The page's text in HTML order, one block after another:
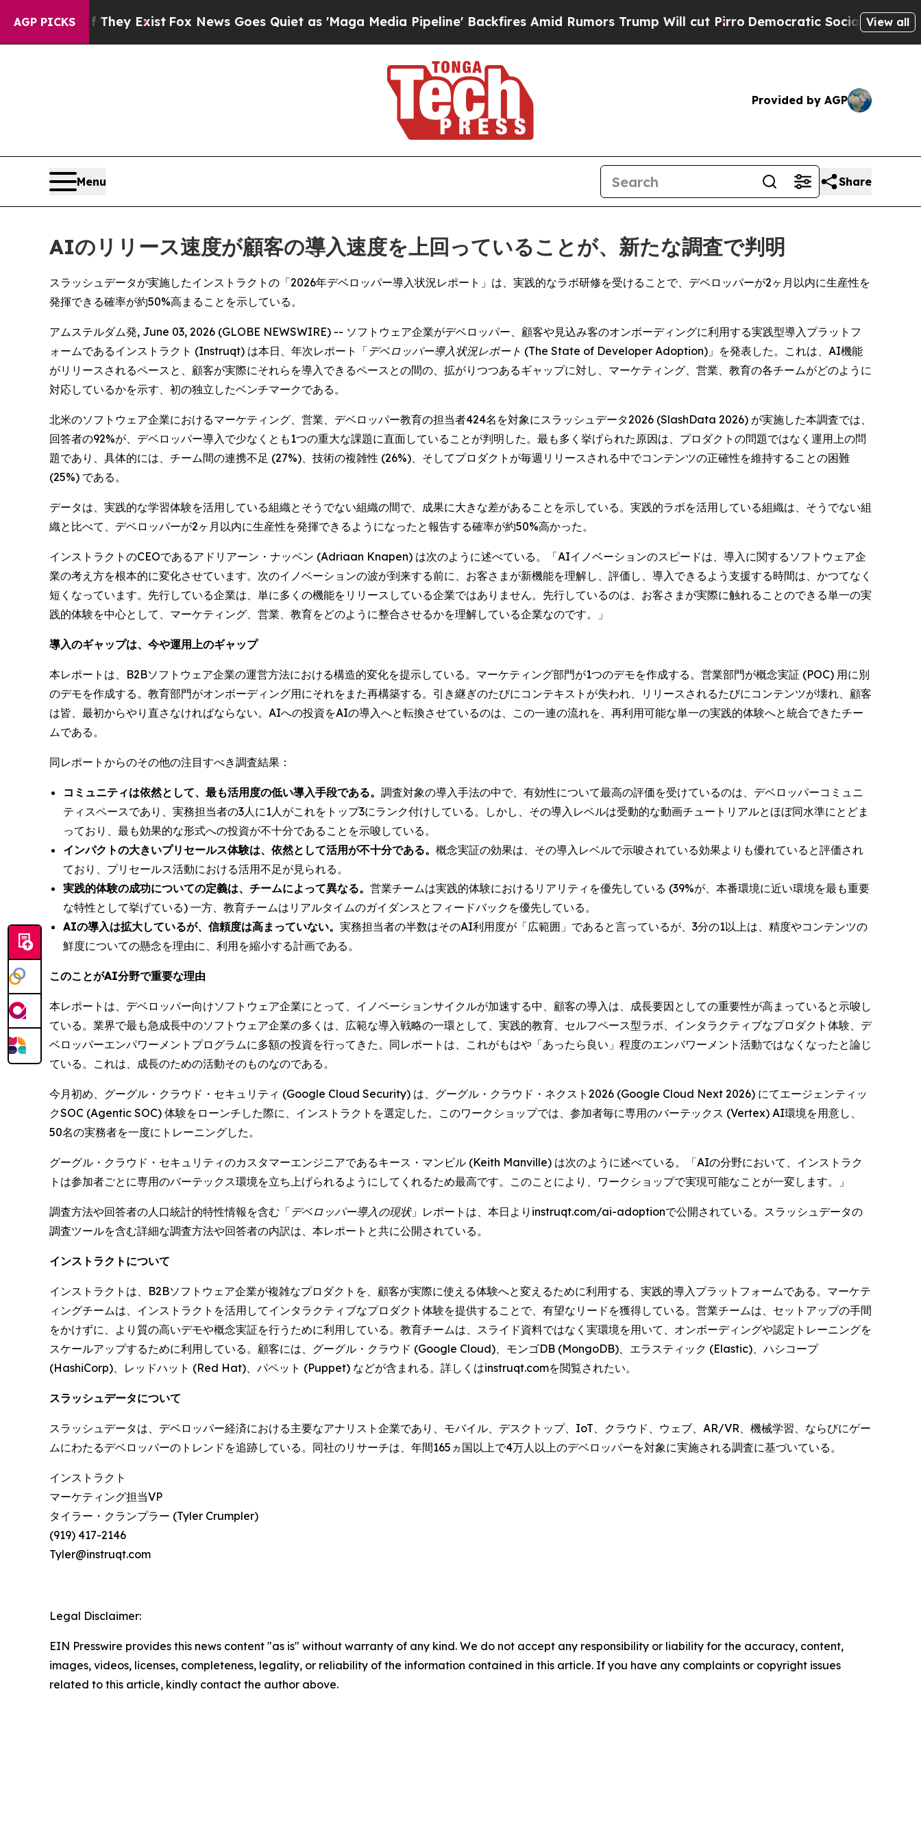
AGP PICKS
They Exist Fox News Goes Quiet as 'Maga Media Pipeline' Backfires Amid Rumors Trump Will cut PirroDemocratic Socialists of AmericaView all
Provided by AGP
Menu Share
AIのリリース速度が顧客の導入速度を上回っていることが、新たな調査で判明
スラッシュデータが実施したインストラクトの「2026年デベロッパー導入状況レポート」は、実践的なラボ研修を受けることで、デベロッパーが2ヶ月以内に生産性を
発揮できる確率が約50%高まることを示している。
アムステルダム発, June 03, 2026 (GLOBE NEWSWIRE) -- ソフトウェア企業がデベロッパー、顧客や見込み客のオンボーディングに利用する実践型導入プラットフ
ォームであるインストラクト (Instruqt) は本日、年次レポート「デベロッパー導入状況レポート (The State of Developer Adoption) 」を発表した。これは、AI機能
がリリースされるペースと、顧客が実際にそれらを導入できるペースとの間の、拡がりつつあるギャップに対し、マーケティング、営業、教育の各チームがどのように
対応しているかを示す、初の独立したベンチマークである。
北米のソフトウェア企業におけるマーケティング、営業、デベロッパー教育の担当者424名を対象にスラッシュデータ2026 (SlashData 2026) が実施した本調査では、
回答者の92%が、デベロッパー導入で少なくとも1つの重大な課題に直面していることが判明した。最も多く挙げられた原因は、プロダクトの問題ではなく運用上の問
題であり、具体的には、チーム間の連携不足 (27%)、技術の複雑性 (26%)、そしてプロダクトが毎週リリースされる中でコンテンツの正確性を維持することの困難
(25%) である。
データは、実践的な学習体験を活用している組織とそうでない組織の間で、成果に大きな差があることを示している。実践的ラボを活用している組織は、そうでない組
織と比べて、デベロッパーが2ヶ月以内に生産性を発揮できるようになったと報告する確率が約50%高かった。
インストラクトのCEOであるアドリアーン・ナッペン (Adriaan Knapen) は次のように述べている。「AIイノベーションのスピードは、導入に関するソフトウェア企
業の考え方を根本的に変化させています。次のイノベーションの波が到来する前に、お客さまが新機能を理解し、評価し、導入できるよう支援する時間は、かつてなく
短くなっています。先行している企業は、単に多くの機能をリリースしている企業ではありません。先行しているのは、お客さまが実際に触れることのできる単一の実
践的体験を中心として、マーケティング、営業、教育をどのように整合させるかを理解している企業なのです。」
導入のギャップは、今や運用上のギャップ
本レポートは、B2Bソフトウェア企業の運営方法における構造的変化を提示している。マーケティング部門が1つのデモを作成する。営業部門が概念実証 (POC) 用に別
のデモを作成する。教育部門がオンボーディング用にそれをまた再構築する。引き継ぎのたびにコンテキストが失われ、リリースされるたびにコンテンツが壊れ、顧客
は皆、最初からやり直さなければならない。AIへの投資をAIの導入へと転換させているのは、この一連の流れを、再利用可能な単一の実践的体験へと統合できたチー
ムである。
同レポートからのその他の注目すべき調査結果：
コミュニティは依然として、最も活用度の低い導入手段である。 調査対象の導入手法の中で、有効性について最高の評価を受けているのは、デベロッパーコミュニ
ティスペースであり、実務担当者の3人に1人がこれをトップ3にランク付けしている。しかし、その導入レベルは受動的な動画チュートリアルとほぼ同水準にとどま
っており、最も効果的な形式への投資が不十分であることを示唆している。
インパクトの大きいプリセールス体験は、依然として活用が不十分である。 概念実証の効果は、その導入レベルで示唆されている効果よりも優れていると評価され
ており、プリセールス活動における活用不足が見られる。
実践的体験の成功についての定義は、チームによって異なる。 営業チームは実践的体験におけるリアリティを優先している (39%が、本番環境に近い環境を最も重要
な特性として挙げている) 一方、教育チームはリアルタイムのガイダンスとフィードバックを優先している。
AIの導入は拡大しているが、信頼度は高まっていない。 実務担当者の半数はそのAI利用度が「広範囲」であると言っているが、3分の1以上は、精度やコンテンツの
鮮度についての懸念を理由に、利用を縮小する計画である。
このことがAI分野で重要な理由
本レポートは、デベロッパー向けソフトウェア企業にとって、イノベーションサイクルが加速する中、顧客の導入は、成長要因としての重要性が高まっていると示唆し
ている。業界で最も急成長中のソフトウェア企業の多くは、広範な導入戦略の一環として、実践的教育、セルフペース型ラボ、インタラクティブなプロダクト体験、デ
ベロッパーエンパワーメントプログラムに多額の投資を行ってきた。同レポートは、これがもはや「あったら良い」程度のエンパワーメント活動ではなくなったと論じ
ている。これは、成長のための活動そのものなのである。
今月初め、グーグル・クラウド・セキュリティ (Google Cloud Security) は、グーグル・クラウド・ネクスト2026 (Google Cloud Next 2026) にてエージェンティッ
クSOC (Agentic SOC) 体験をローンチした際に、インストラクトを選定した。このワークショップでは、参加者毎に専用のバーテックス (Vertex) AI環境を用意し、
50名の実務者を一度にトレーニングした。
グーグル・クラウド・セキュリティのカスタマーエンジニアであるキース・マンビル (Keith Manville) は次のように述べている。「AIの分野において、インストラク
トは参加者ごとに専用のバーテックス環境を立ち上げられるようにしてくれるため最高です。このことにより、ワークショップで実現可能なことが一変します。」
調査方法や回答者の人口統計的特性情報を含む「デベロッパー導入の現状」レポートは、本日よりinstruqt.com/ai-adoptionで公開されている。スラッシュデータの
調査ツールを含む詳細な調査方法や回答者の内訳は、本レポートと共に公開されている。
インストラクトについて
インストラクトは、B2Bソフトウェア企業が複雑なプロダクトを、顧客が実際に使える体験へと変えるために利用する、実践的導入プラットフォームである。マーケテ
ィングチームは、インストラクトを活用してインタラクティブなプロダクト体験を提供することで、有望なリードを獲得している。営業チームは、セットアップの手間
をかけずに、より質の高いデモや概念実証を行うために利用している。教育チームは、スライド資料ではなく実環境を用いて、オンボーディングや認定トレーニングを
スケールアップするために利用している。顧客には、グーグル・クラウド (Google Cloud)、モンゴDB (MongoDB)、エラスティック (Elastic)、ハシコープ
(HashiCorp)、レッドハット (Red Hat)、パペット (Puppet) などが含まれる。詳しくはinstruqt.comを閲覧されたい。
スラッシュデータについて
スラッシュデータは、デベロッパー経済における主要なアナリスト企業であり、モバイル、デスクトップ、IoT、クラウド、ウェブ、AR/VR、機械学習、ならびにゲー
ムにわたるデベロッパーのトレンドを追跡している。同社のリサーチは、年間165ヵ国以上で4万人以上のデベロッパーを対象に実施される調査に基づいている。
インストラクト
マーケティング担当VP
タイラー・クランプラー (Tyler Crumpler)
(919) 417-2146
Tyler@instruqt.com
Legal Disclaimer:
EIN Presswire provides this news content "as is" without warranty of any kind. We do not accept any responsibility or liability for the accuracy, content,
images, videos, licenses, completeness, legality, or reliability of the information contained in this article. If you have any complaints or copyright issues
related to this article, kindly contact the author above.